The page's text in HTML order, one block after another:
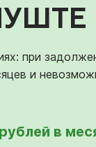
при
и
в